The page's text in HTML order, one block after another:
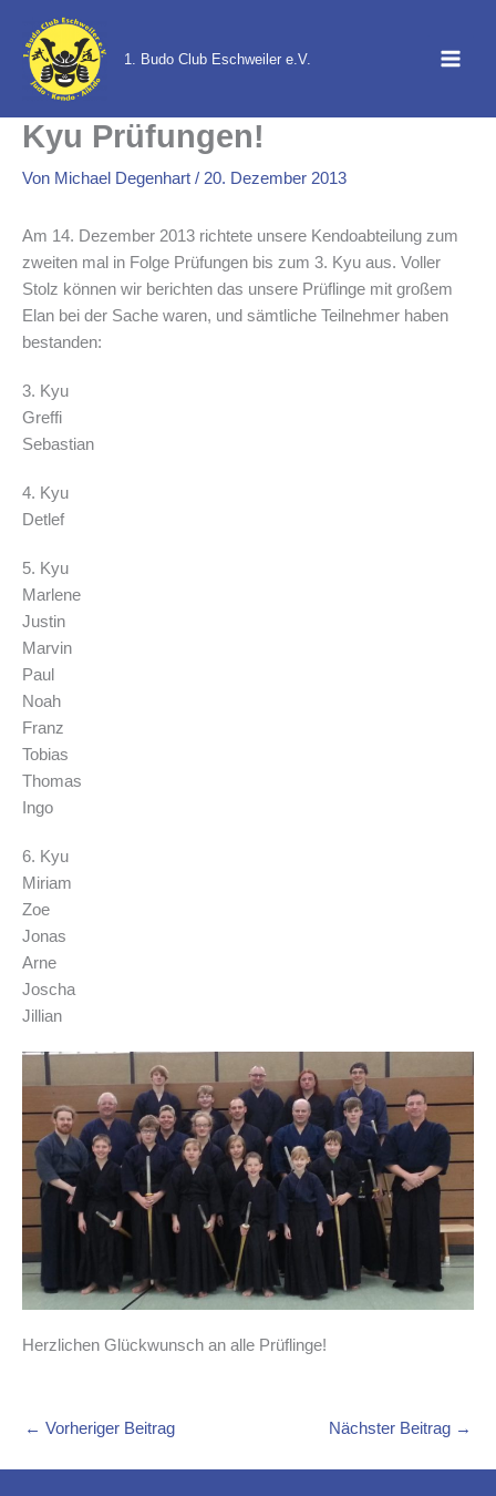
Inhalt
springen
1. Budo Club Eschweiler e.V.
Kyu Prüfungen!
Von Michael Degenhart / 20. Dezember 2013
Am 14. Dezember 2013 richtete unsere Kendoabteilung zum
zweiten mal in Folge Prüfungen bis zum 3. Kyu aus. Voller
Stolz können wir berichten das unsere Prüflinge mit großem
Elan bei der Sache waren, und sämtliche Teilnehmer haben
bestanden:
3. Kyu
Greffi
Sebastian
4. Kyu
Detlef
5. Kyu
Marlene
Justin
Marvin
Paul
Noah
Franz
Tobias
Thomas
Ingo
6. Kyu
Miriam
Zoe
Jonas
Arne
Joscha
Jillian
Herzlichen Glückwunsch an alle Prüflinge!
← Vorheriger Beitrag Nächster Beitrag →